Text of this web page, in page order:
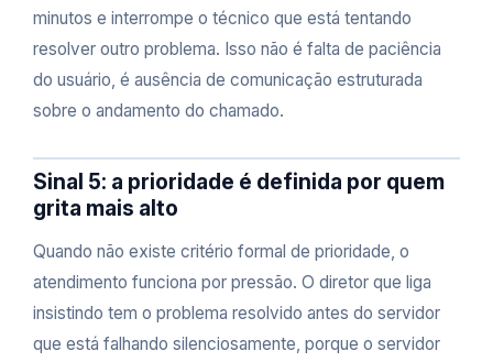
minutos e interrompe o técnico que está tentando
resolver outro problema. Isso não é falta de paciência
do usuário, é ausência de comunicação estruturada
sobre o andamento do chamado.
Sinal 5: a prioridade é definida por quem
grita mais alto
Quando não existe critério formal de prioridade, o
atendimento funciona por pressão. O diretor que liga
insistindo tem o problema resolvido antes do servidor
que está falhando silenciosamente, porque o servidor